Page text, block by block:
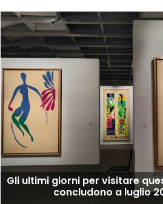
Gli ultimi giorni per visitare
concludono a luglio